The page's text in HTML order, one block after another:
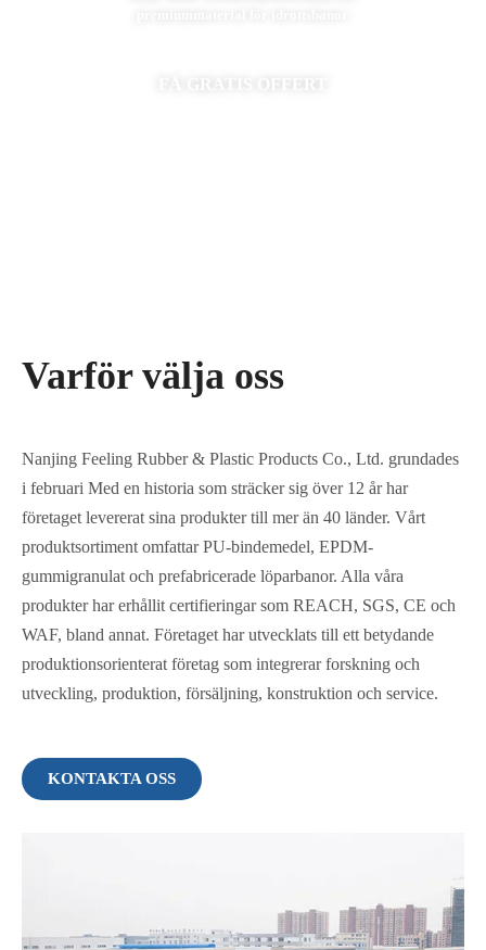
Varför välja oss
Nanjing Feeling Rubber & Plastic Products Co., Ltd. grundades
i februari Med en historia som sträcker sig över 12 år har
företaget levererat sina produkter till mer än 40 länder. Vårt
produktsortiment omfattar PU-bindemedel, EPDM-
gummigranulat och prefabricerade löparbanor. Alla våra
produkter har erhållit certifieringar som REACH, SGS, CE och
WAF, bland annat. Företaget har utvecklats till ett betydande
produktionsorienterat företag som integrerar forskning och
utveckling, produktion, försäljning, konstruktion och service.
KONTAKTA OSS